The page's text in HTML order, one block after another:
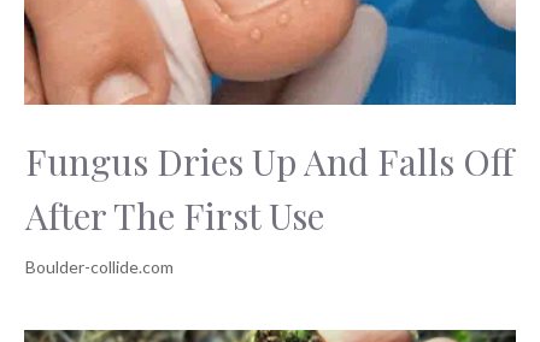
Fungus Dries Up And Falls Off
After The First Use